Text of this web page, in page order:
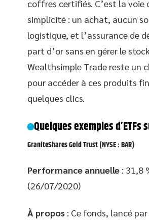
coffres certifiés. C’est la voie
simplicité : un achat, aucun
logistique, et l’assurance de
part d’or sans en gérer le
Wealthsimple Trade reste un
pour accéder à ces produits
quelques clics.
Quelques exemples d’ETFs
GraniteShares Gold Trust(NYSE : BAR)
Performance annuelle : 31,8
(26/07/2020)
À propos : Ce fonds, lancé